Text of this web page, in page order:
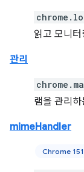
읽고 모니
관리
램을 관리
mimeHandler
Chrome